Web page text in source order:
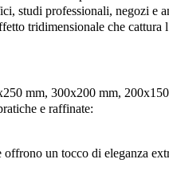
studi professionali, negozi e
tridimensionale che cattura
mm, 300x200 mm,
e raffinate:
un tocco di eleganza